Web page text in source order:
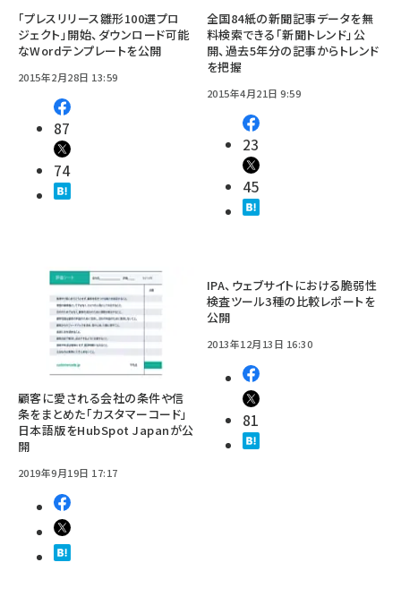
「プレスリリース雛形100選プロ
ジェクト」開始、ダウンロード可能
なWordテンプレートを公開
2015年2月28日 13:59
87
74
全国84紙の新聞記事データを無
料検索できる「新聞トレンド」公
開、過去5年分の記事からトレンド
を把握
2015年4月21日 9:59
23
45
顧客に愛される会社の条件や信
条をまとめた「カスタマーコード」
日本語版をHubSpot Japanが公
開
2019年9月19日 17:17
IPA、ウェブサイトにおける脆弱性
検査ツール3種の比較レポートを
公開
2013年12月13日 16:30
81